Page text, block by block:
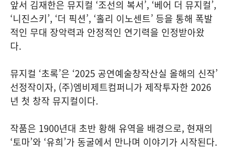
앞서 김재한은 뮤지컬 ‘조선의 복서’, ‘베어 더 뮤지컬’,
‘니진스키’, ‘더 픽션’, ‘홀리 이노센트’ 등을 통해 폭발
적인 무대 장악력과 안정적인 연기력을 인정받아왔
다.
뮤지컬 ‘초록’은 ‘2025 공연예술창작산실 올해의 신작’
선정작이자, (주)엠비제트컴퍼니가 제작투자한 2026
년 첫 창작 뮤지컬이다.
작품은 1900년대 초반 황해 유역을 배경으로, 현재의
‘토마’와 ‘유희’가 동굴에서 만나며 이야기가 시작된다.